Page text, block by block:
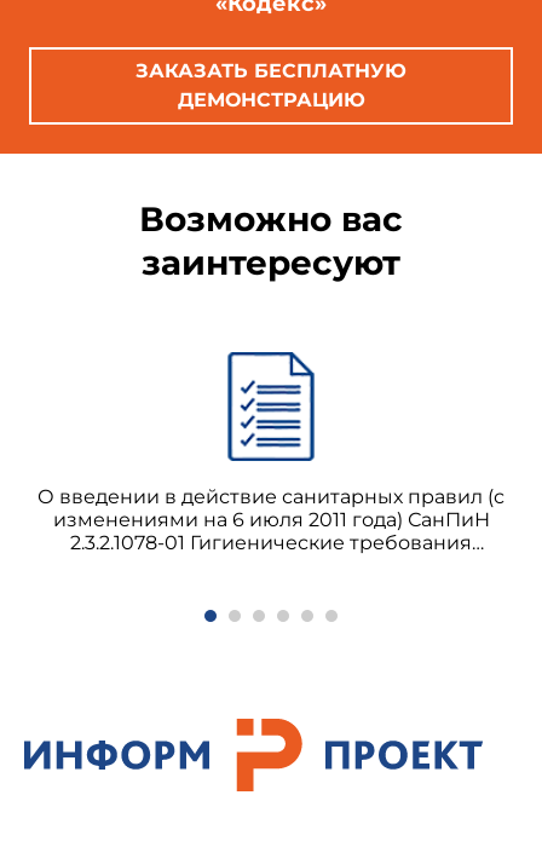
ЗАКАЗАТЬ БЕСПЛАТНУЮ
ДЕМОНСТРАЦИЮ
Возможно вас
заинтересуют
О введении в действие санитарных правил (с
изменениями на 6 июля 2011 года) СанПиН
2.3.2.1078-01 Гигиенические требования